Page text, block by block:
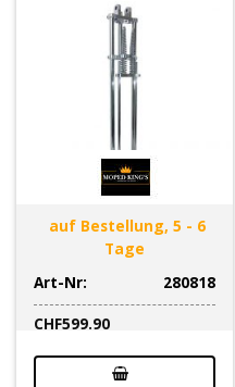
auf Bestellung, 5 - 6
Tage
Art-Nr:
280818
CHF599.90